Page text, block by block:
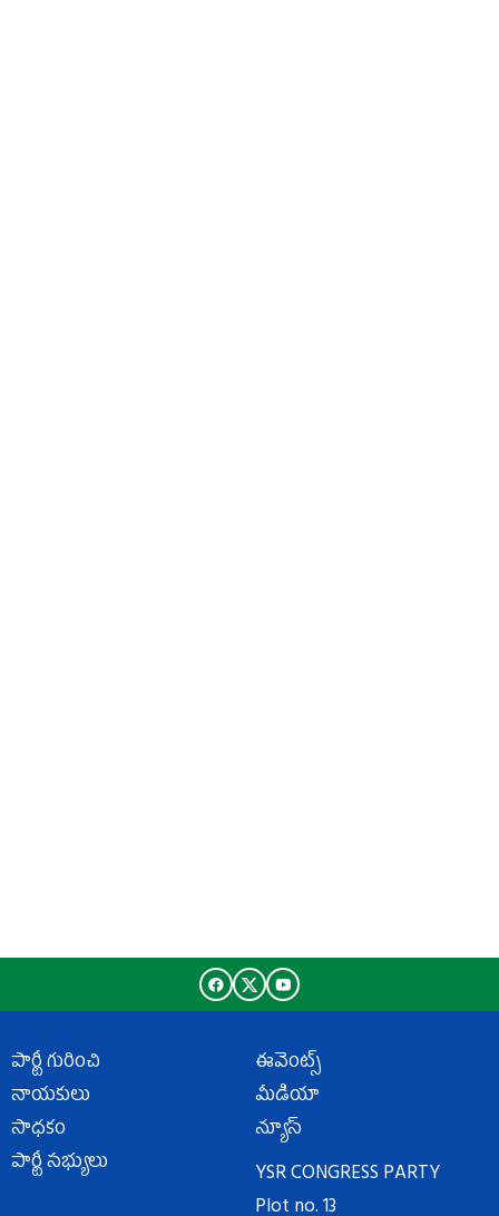
పార్టీ గురించి
నాయకులు
సాధకం
పార్టీ సభ్యులు
ఈవెంట్స్
మీడియా
న్యూస్
YSR CONGRESS PARTY
Plot no. 13